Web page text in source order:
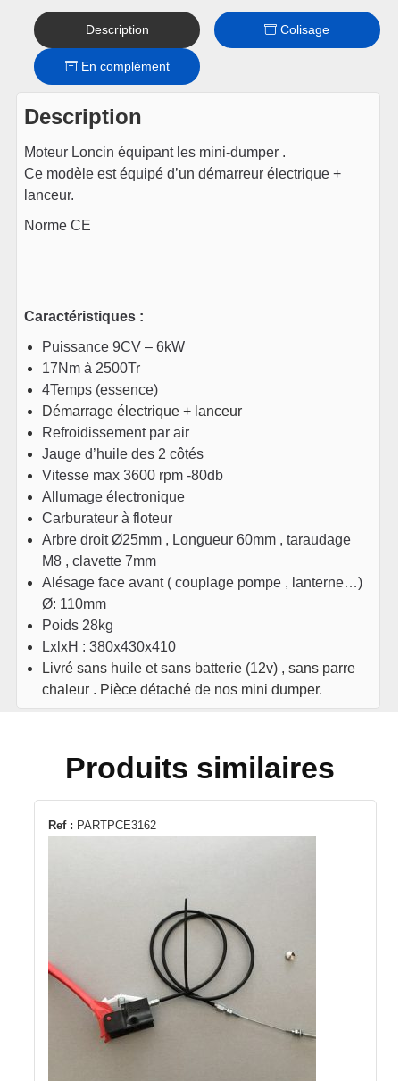
Description Colisage
En complément
Description
Moteur Loncin équipant les mini-dumper .
Ce modèle est équipé d’un démarreur électrique +
lanceur.
Norme CE
Caractéristiques :
Puissance 9CV – 6kW
17Nm à 2500Tr
4Temps (essence)
Démarrage électrique + lanceur
Refroidissement par air
Jauge d’huile des 2 côtés
Vitesse max 3600 rpm -80db
Allumage électronique
Carburateur à floteur
Arbre droit Ø25mm , Longueur 60mm , taraudage
M8 , clavette 7mm
Alésage face avant ( couplage pompe , lanterne…)
Ø: 110mm
Poids 28kg
LxlxH : 380x430x410
Livré sans huile et sans batterie (12v) , sans parre
chaleur . Pièce détaché de nos mini dumper.
Produits similaires
Ref : PARTPCE3162